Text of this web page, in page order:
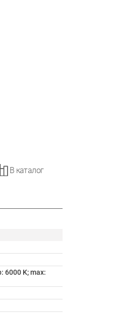
В каталог
6000 K; max: